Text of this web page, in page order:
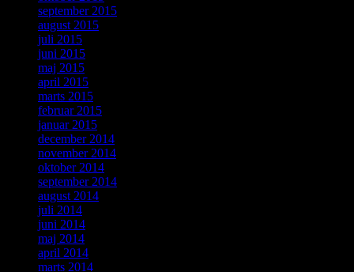
september 2015
august 2015
juli 2015
juni 2015
maj 2015
april 2015
marts 2015
februar 2015
januar 2015
december 2014
november 2014
oktober 2014
september 2014
august 2014
juli 2014
juni 2014
maj 2014
april 2014
marts 2014